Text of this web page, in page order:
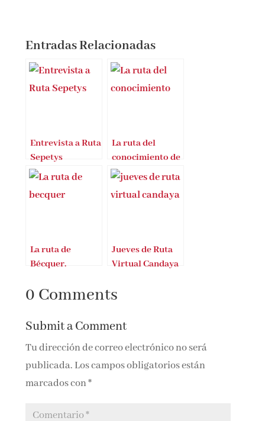
Entradas Relacionadas
Entrevista a Ruta
Sepetys
La ruta del
conocimiento de
Violet Moller
La ruta de
Bécquer.
FITUR
Jueves de Ruta
Virtual Candaya
0 Comments
Submit a Comment
Tu dirección de correo electrónico no será
publicada. Los campos obligatorios están
marcados con*